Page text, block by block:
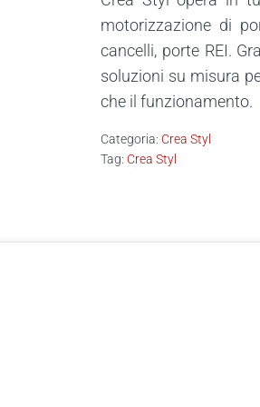
motorizzazione di
cancelli, porte REI.
soluzioni su misura
che il funzionamento.
Categoria: Crea Styl
Tag: Crea Styl